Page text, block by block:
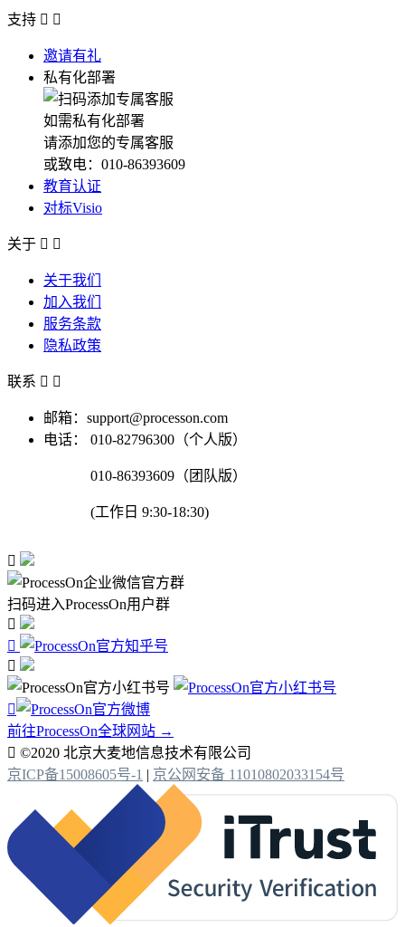
支持  
邀请有礼
私有化部署
如需私有化部署
请添加您的专属客服
或致电：010-86393609
教育认证
对标Visio
关于  
关于我们
加入我们
服务条款
隐私政策
联系  
邮箱：support@processon.com
电话：
010-82796300（个人版）
010-86393609（团队版）
(工作日 9:30-18:30)

扫码进入ProcessOn用户群




前往ProcessOn全球网站 →
 ©2020 北京大麦地信息技术有限公司
京ICP备15008605号-1 | 京公网安备 11010802033154号